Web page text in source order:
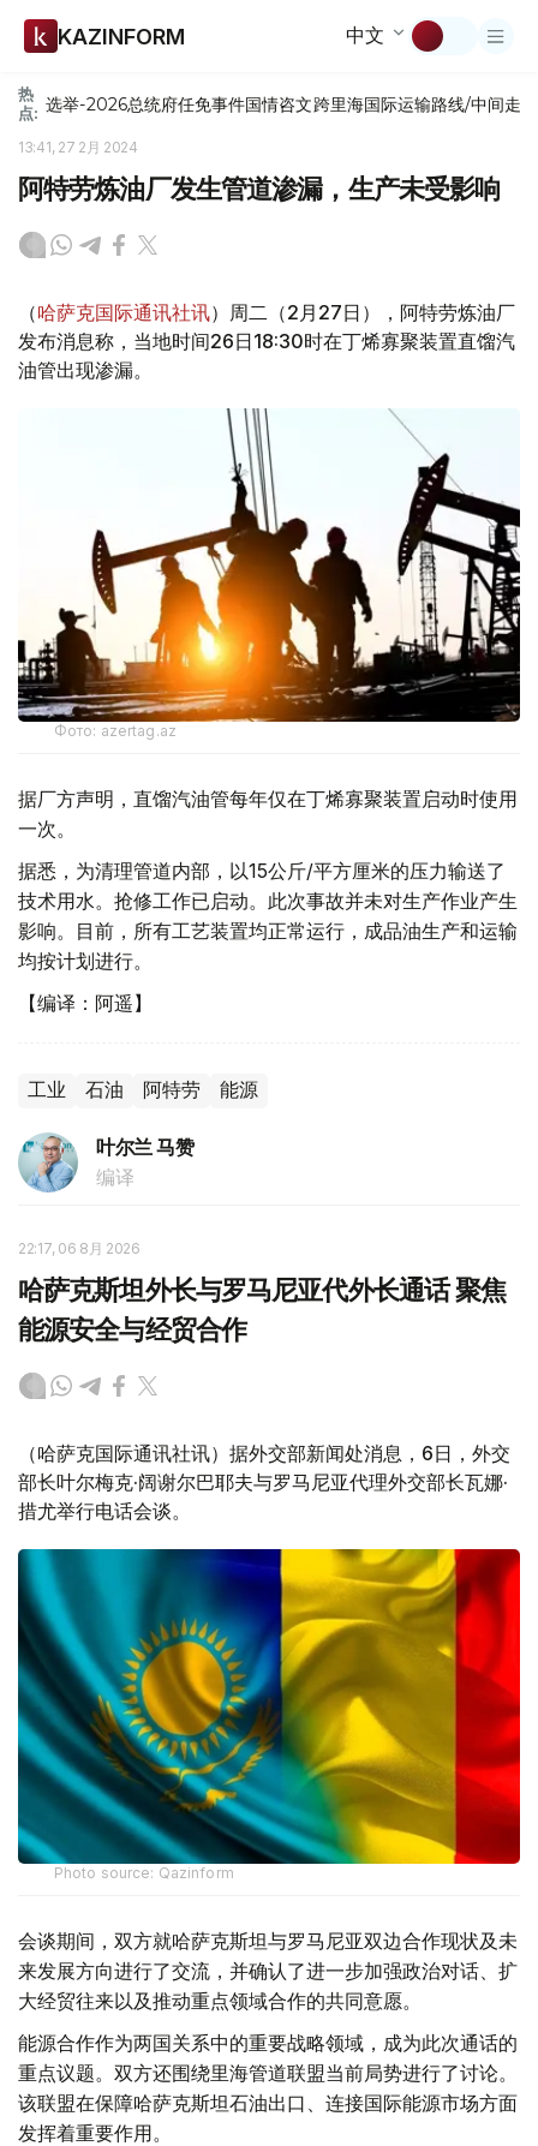
KAZINFORM 中文
热
点: 选举-2026总统府任免事件国情咨文跨里海国际运输路线/中间走廊
13:41, 27 2月 2024
阿特劳炼油厂发生管道渗漏，生产未受影响
（哈萨克国际通讯社讯）周二（2月27日），阿特劳炼油厂
发布消息称，当地时间26日18:30时在丁烯寡聚装置直馏汽
油管出现渗漏。
Фото: azertag.az
据厂方声明，直馏汽油管每年仅在丁烯寡聚装置启动时使用
一次。
据悉，为清理管道内部，以15公斤/平方厘米的压力输送了
技术用水。抢修工作已启动。此次事故并未对生产作业产生
影响。目前，所有工艺装置均正常运行，成品油生产和运输
均按计划进行。
【编译：阿遥】
工业 石油 阿特劳 能源
叶尔兰 马赞
编译
22:17, 06 8月 2026
哈萨克斯坦外长与罗马尼亚代外长通话 聚焦
能源安全与经贸合作
（哈萨克国际通讯社讯）据外交部新闻处消息，6日，外交
部长叶尔梅克·阔谢尔巴耶夫与罗马尼亚代理外交部长瓦娜·
措尤举行电话会谈。
Photo source: Qazinform
会谈期间，双方就哈萨克斯坦与罗马尼亚双边合作现状及未
来发展方向进行了交流，并确认了进一步加强政治对话、扩
大经贸往来以及推动重点领域合作的共同意愿。
能源合作作为两国关系中的重要战略领域，成为此次通话的
重点议题。双方还围绕里海管道联盟当前局势进行了讨论。
该联盟在保障哈萨克斯坦石油出口、连接国际能源市场方面
发挥着重要作用。